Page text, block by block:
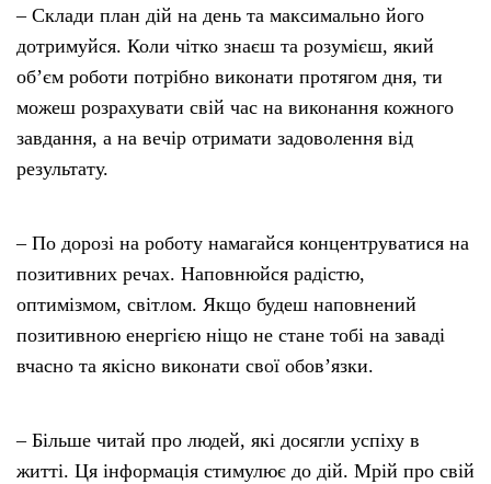
– Склади план дій на день та максимально його
дотримуйся. Коли чітко знаєш та розумієш, який
об’єм роботи потрібно виконати протягом дня, ти
можеш розрахувати свій час на виконання кожного
завдання, а на вечір отримати задоволення від
результату.
– По дорозі на роботу намагайся концентруватися на
позитивних речах. Наповнюйся радістю,
оптимізмом, світлом. Якщо будеш наповнений
позитивною енергією ніщо не стане тобі на заваді
вчасно та якісно виконати свої обов’язки.
– Більше читай про людей, які досягли успіху в
житті. Ця інформація стимулює до дій. Мрій про свій